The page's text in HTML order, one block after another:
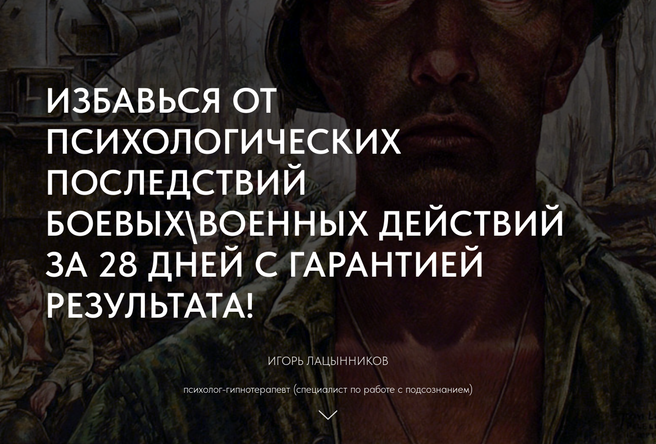
ИЗБАВЬСЯ ОТ
ПСИХОЛОГИЧЕСКИХ
ПОСЛЕДСТВИЙ
БОЕВЫХ\ВОЕННЫХ ДЕЙСТВИЙ
ЗА 28 ДНЕЙ С ГАРАНТИЕЙ
РЕЗУЛЬТАТА!
ИГОРЬ ЛАЦЫННИКОВ
психолог-гипнотерапевт (специалист по работе с подсознанием)